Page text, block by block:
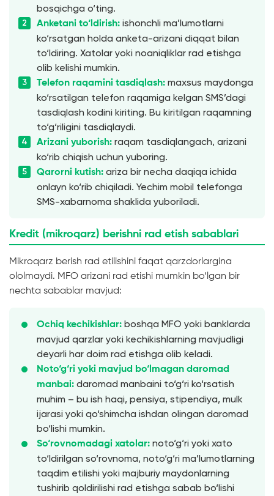
bosqichga o‘ting.
Anketani to‘ldirish: ishonchli ma’lumotlarni
ko‘rsatgan holda anketa-arizani diqqat bilan
to‘ldiring. Xatolar yoki noaniqliklar rad etishga
olib kelishi mumkin.
Telefon raqamini tasdiqlash: maxsus maydonga
ko‘rsatilgan telefon raqamiga kelgan SMS’dagi
tasdiqlash kodini kiriting. Bu kiritilgan raqamning
to‘g‘riligini tasdiqlaydi.
Arizani yuborish: raqam tasdiqlangach, arizani
ko‘rib chiqish uchun yuboring.
Qarorni kutish: ariza bir necha daqiqa ichida
onlayn ko‘rib chiqiladi. Yechim mobil telefonga
SMS-xabarnoma shaklida yuboriladi.
Kredit (mikroqarz) berishni rad etish sabablari
Mikroqarz berish rad etilishini faqat qarzdorlargina
ololmaydi. MFO arizani rad etishi mumkin bo‘lgan bir
nechta sabablar mavjud:
Ochiq kechikishlar: boshqa MFO yoki banklarda
mavjud qarzlar yoki kechikishlarning mavjudligi
deyarli har doim rad etishga olib keladi.
Noto‘g‘ri yoki mavjud bo‘lmagan daromad
manbai: daromad manbaini to‘g‘ri ko‘rsatish
muhim – bu ish haqi, pensiya, stipendiya, mulk
ijarasi yoki qo‘shimcha ishdan olingan daromad
bo‘lishi mumkin.
So‘rovnomadagi xatolar: noto‘g‘ri yoki xato
to‘ldirilgan so‘rovnoma, noto‘g‘ri ma’lumotlarning
taqdim etilishi yoki majburiy maydonlarning
tushirib qoldirilishi rad etishga sabab bo‘lishi